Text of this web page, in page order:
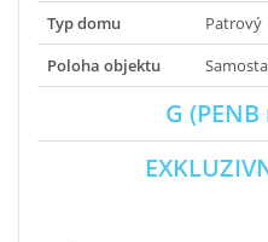
Typ domu
Patrový
Poloha objektu
G